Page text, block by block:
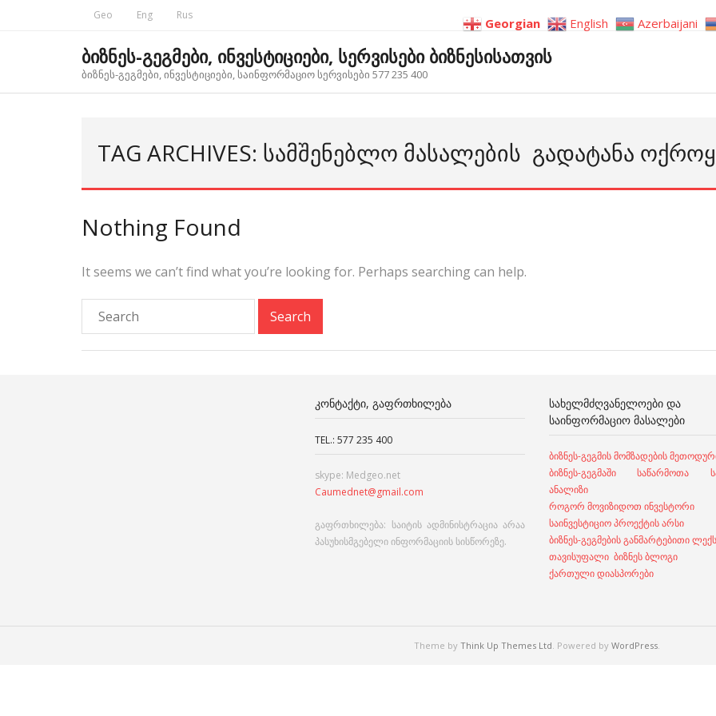
Geo Eng Rus
ბიზნეს-გეგმები, ინვესტიციები, სერვისები ბიზნესისათვის
ბიზნეს-გეგმები, ინვესტიციები, საინფორმაციო სერვისები 577 235 400
TAG ARCHIVES: ᲡᲐᲛᲨᲔᲜᲔᲑᲚᲝ ᲛᲐᲡᲐᲚᲔᲑᲘᲡ ᲒᲐᲓᲐᲢᲐᲜᲐ
Nothing Found
It seems we can’t find what you’re looking for. Perhaps searching can help.
ᲙᲝᲜᲢᲐᲥᲢᲘ, ᲒᲐᲤᲠᲗᲮᲘᲚᲔᲑᲐ
TEL.: 577 235 400
skype: Medgeo.net
Caumednet@gmail.com
გაფრთხილება: საიტის ადმინისტრაცია არაა
პასუხისმგებელი ინფორმაციის სისწორეზე.
ᲡᲐᲮᲔᲚᲛᲫᲦᲕᲐᲜᲔᲚᲝᲔᲑᲘ ᲓᲐ
ᲡᲐᲘᲜᲤᲝᲠᲛᲐᲪᲘᲝ ᲛᲐᲡᲐᲚᲔᲑᲘ
ბიზნეს-გეგმის მომზადების
ბიზნეს-გეგმაში საწარმოთა
ანალიზი
როგორ მოვიზიდოთ ინვესტორი
საინვესტიციო პროექტის არსი
ბიზნეს-გეგმების განმარტებითი
თავისუფალი ბიზნეს ბლოგი
ქართული დიასპორები
Theme by Think Up Themes Ltd. Powered by WordPress.
Georgian English Azerbaijani